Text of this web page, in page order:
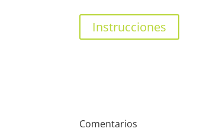
Instrucciones
Comentarios